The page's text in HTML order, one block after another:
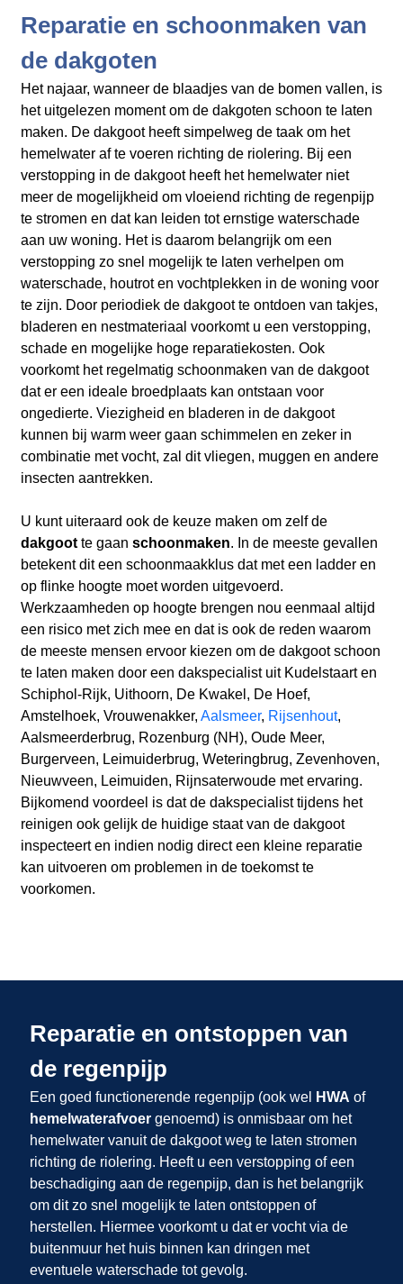
Reparatie en schoonmaken van
de dakgoten
Het najaar, wanneer de blaadjes van de bomen vallen, is
het uitgelezen moment om de dakgoten schoon te laten
maken. De dakgoot heeft simpelweg de taak om het
hemelwater af te voeren richting de riolering. Bij een
verstopping in de dakgoot heeft het hemelwater niet
meer de mogelijkheid om vloeiend richting de regenpijp
te stromen en dat kan leiden tot ernstige waterschade
aan uw woning. Het is daarom belangrijk om een
verstopping zo snel mogelijk te laten verhelpen om
waterschade, houtrot en vochtplekken in de woning voor
te zijn. Door periodiek de dakgoot te ontdoen van takjes,
bladeren en nestmateriaal voorkomt u een verstopping,
schade en mogelijke hoge reparatiekosten. Ook
voorkomt het regelmatig schoonmaken van de dakgoot
dat er een ideale broedplaats kan ontstaan voor
ongedierte. Viezigheid en bladeren in de dakgoot
kunnen bij warm weer gaan schimmelen en zeker in
combinatie met vocht, zal dit vliegen, muggen en andere
insecten aantrekken.
U kunt uiteraard ook de keuze maken om zelf de
dakgootte gaan schoonmaken. In de meeste gevallen
betekent dit een schoonmaakklus dat met een ladder en
op flinke hoogte moet worden uitgevoerd.
Werkzaamheden op hoogte brengen nou eenmaal altijd
een risico met zich mee en dat is ook de reden waarom
de meeste mensen ervoor kiezen om de dakgoot schoon
te laten maken door een dakspecialist uit Kudelstaart en
Schiphol-Rijk, Uithoorn, De Kwakel, De Hoef,
Amstelhoek, Vrouwenakker, Aalsmeer, Rijsenhout,
Aalsmeerderbrug, Rozenburg (NH), Oude Meer,
Burgerveen, Leimuiderbrug, Weteringbrug, Zevenhoven,
Nieuwveen, Leimuiden, Rijnsaterwoude met ervaring.
Bijkomend voordeel is dat de dakspecialist tijdens het
reinigen ook gelijk de huidige staat van de dakgoot
inspecteert en indien nodig direct een kleine reparatie
kan uitvoeren om problemen in de toekomst te
voorkomen.
Reparatie en ontstoppen van
de regenpijp
Een goed functionerende regenpijp (ook wel HWA of
hemelwaterafvoergenoemd) is onmisbaar om het
hemelwater vanuit de dakgoot weg te laten stromen
richting de riolering. Heeft u een verstopping of een
beschadiging aan de regenpijp, dan is het belangrijk
om dit zo snel mogelijk te laten ontstoppen of
herstellen. Hiermee voorkomt u dat er vocht via de
buitenmuur het huis binnen kan dringen met
eventuele waterschade tot gevolg.